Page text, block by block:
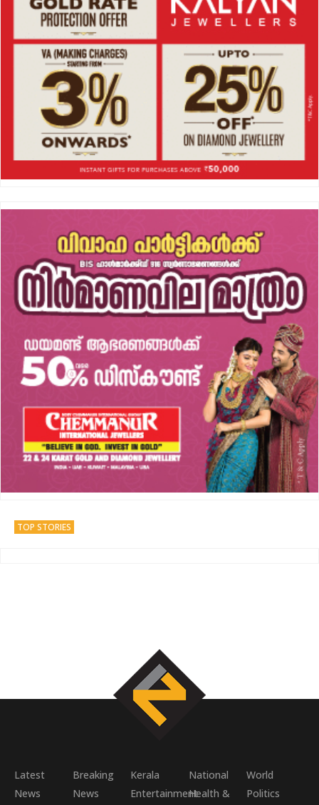
TOP STORIES
Latest
News
Breaking
News
Kerala National
World
EntertainmentHealth &
Politics